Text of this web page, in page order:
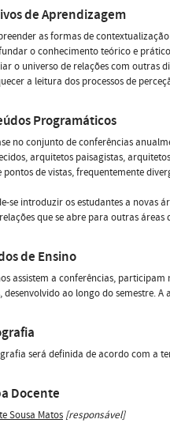
de Aprendizagem
as formas de
o conhecimento teórico e
o universo de relações com outras
a leitura dos processos de
Programáticos
no conjunto de conferências
arquitetos paisagistas,
pontos de vistas, frequentemente
se introduzir os estudantes a novas
que se abre para outras áreas
de Ensino
assistem a conferências,
desenvolvido ao longo do semestre.
será definida de acordo com a
Docente
Sousa Matos [responsável]